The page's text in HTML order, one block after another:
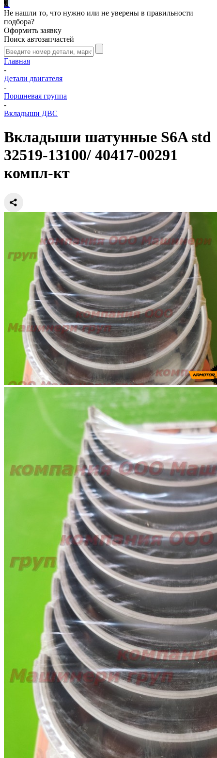
...
Не нашли то, что нужно или не уверены в правильности
подбора?
Оформить заявку
Поиск автозапчастей
Главная
-
Детали двигателя
-
Поршневая группа
-
Вкладыши ДВС
Вкладыши шатунные S6A std
32519-13100/ 40417-00291
компл-кт